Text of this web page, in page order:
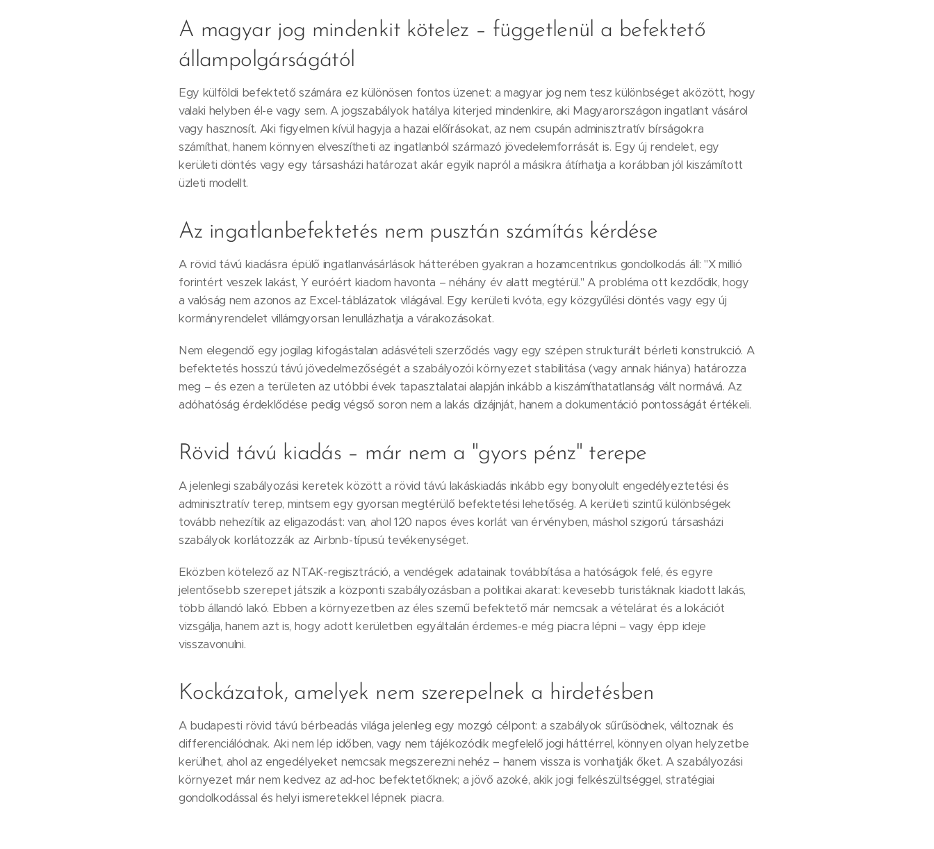
A magyar jog mindenkit kötelez – függetlenül a befektető
állampolgárságától
Egy külföldi befektető számára ez különösen fontos üzenet: a magyar jog nem tesz különbséget aközött, hogy
valaki helyben él-e vagy sem. A jogszabályok hatálya kiterjed mindenkire, aki Magyarországon ingatlant vásárol
vagy hasznosít. Aki figyelmen kívül hagyja a hazai előírásokat, az nem csupán adminisztratív bírságokra
számíthat, hanem könnyen elveszítheti az ingatlanból származó jövedelemforrását is. Egy új rendelet, egy
kerületi döntés vagy egy társasházi határozat akár egyik napról a másikra átírhatja a korábban jól kiszámított
üzleti modellt.
Az ingatlanbefektetés nem pusztán számítás kérdése
A rövid távú kiadásra épülő ingatlanvásárlások hátterében gyakran a hozamcentrikus gondolkodás áll: "X millió
forintért veszek lakást, Y euróért kiadom havonta – néhány év alatt megtérül." A probléma ott kezdődik, hogy
a valóság nem azonos az Excel-táblázatok világával. Egy kerületi kvóta, egy közgyűlési döntés vagy egy új
kormányrendelet villámgyorsan lenullázhatja a várakozásokat.
Nem elegendő egy jogilag kifogástalan adásvételi szerződés vagy egy szépen strukturált bérleti konstrukció. A
befektetés hosszú távú jövedelmezőségét a szabályozói környezet stabilitása (vagy annak hiánya) határozza
meg – és ezen a területen az utóbbi évek tapasztalatai alapján inkább a kiszámíthatatlanság vált normává. Az
adóhatóság érdeklődése pedig végső soron nem a lakás dizájnját, hanem a dokumentáció pontosságát értékeli.
Rövid távú kiadás – már nem a "gyors pénz" terepe
A jelenlegi szabályozási keretek között a rövid távú lakáskiadás inkább egy bonyolult engedélyeztetési és
adminisztratív terep, mintsem egy gyorsan megtérülő befektetési lehetőség. A kerületi szintű különbségek
tovább nehezítik az eligazodást: van, ahol 120 napos éves korlát van érvényben, máshol szigorú társasházi
szabályok korlátozzák az Airbnb-típusú tevékenységet.
Eközben kötelező az NTAK-regisztráció, a vendégek adatainak továbbítása a hatóságok felé, és egyre
jelentősebb szerepet játszik a központi szabályozásban a politikai akarat: kevesebb turistáknak kiadott lakás,
több állandó lakó. Ebben a környezetben az éles szemű befektető már nemcsak a vételárat és a lokációt
vizsgálja, hanem azt is, hogy adott kerületben egyáltalán érdemes-e még piacra lépni – vagy épp ideje
visszavonulni.
Kockázatok, amelyek nem szerepelnek a hirdetésben
A budapesti rövid távú bérbeadás világa jelenleg egy mozgó célpont: a szabályok sűrűsödnek, változnak és
differenciálódnak. Aki nem lép időben, vagy nem tájékozódik megfelelő jogi háttérrel, könnyen olyan helyzetbe
kerülhet, ahol az engedélyeket nemcsak megszerezni nehéz – hanem vissza is vonhatják őket. A szabályozási
környezet már nem kedvez az ad-hoc befektetőknek; a jövő azoké, akik jogi felkészültséggel, stratégiai
gondolkodással és helyi ismeretekkel lépnek piacra.